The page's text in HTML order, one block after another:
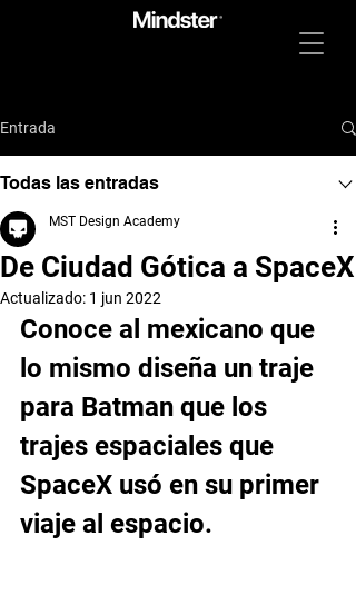
Entrada
Todas las entradas
De Ciudad Gótica a SpaceX
MST Design Academy
Actualizado: 1 jun 2022
Conoce al mexicano que
lo mismo diseña un traje
para Batman que los
trajes espaciales que
SpaceX usó en su primer
viaje al espacio.